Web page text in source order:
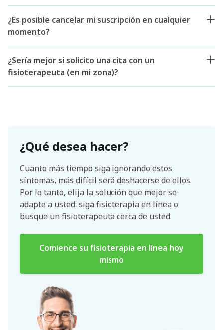
¿Es posible cancelar mi suscripción en cualquier
momento?
¿Sería mejor si solicito una cita con un
fisioterapeuta (en mi zona)?
¿Qué desea hacer?
Cuanto más tiempo siga ignorando estos
síntomas, más difícil será deshacerse de ellos.
Por lo tanto, elija la solución que mejor se
adapte a usted: siga fisioterapia en línea o
busque un fisioterapeuta cerca de usted.
Comience su fisioterapia en línea hoy
mismo